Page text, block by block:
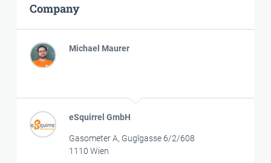
Company
Michael Maurer
eSquirrel GmbH
Gasometer A, Guglgasse 6/2/608
1110 Wien